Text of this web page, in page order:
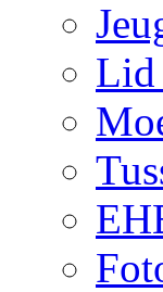
Lid